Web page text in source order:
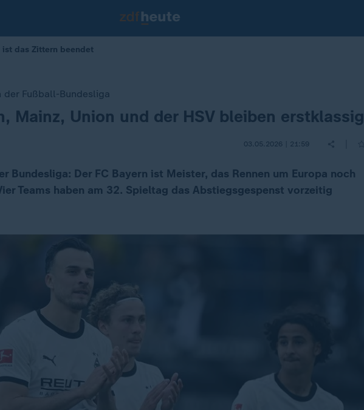
ist das Zittern beendet
der Fußball-Bundesliga
Mainz, Union und der HSV bleiben erstklassig
03.05.2026 | 21:59
Bundesliga: Der FC Bayern ist Meister, das Rennen um Europa noch
Teams haben am 32. Spieltag das Abstiegsgespenst vorzeitig